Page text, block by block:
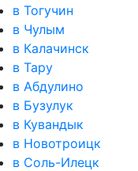
в Тогучин
в Чулым
в Калачинск
в Тару
в Абдулино
в Бузулук
в Кувандык
в Новотроицк
в Соль-Илецк